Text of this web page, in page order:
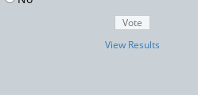
View Results